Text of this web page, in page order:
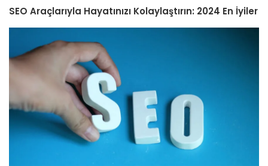
SEO Araçlarıyla Hayatınızı Kolaylaştırın: 2024 En İyiler